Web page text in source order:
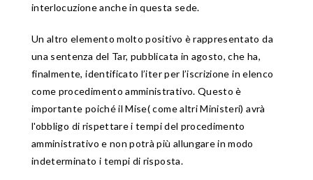
interlocuzione anche in questa sede.
Un altro elemento molto positivo è rappresentato da
una sentenza del Tar, pubblicata in agosto, che ha,
finalmente, identificato l’iter per l’iscrizione in elenco
come procedimento amministrativo. Questo è
importante poiché il Mise( come altri Ministeri) avrà
l'obbligo di rispettare i tempi del procedimento
amministrativo e non potrà più allungare in modo
indeterminato i tempi di risposta.